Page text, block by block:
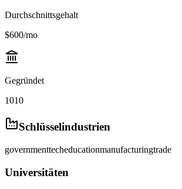
Durchschnittsgehalt
$600/mo
Gegründet
1010
Schlüsselindustrien
governmenttecheducationmanufacturingtrade
Universitäten